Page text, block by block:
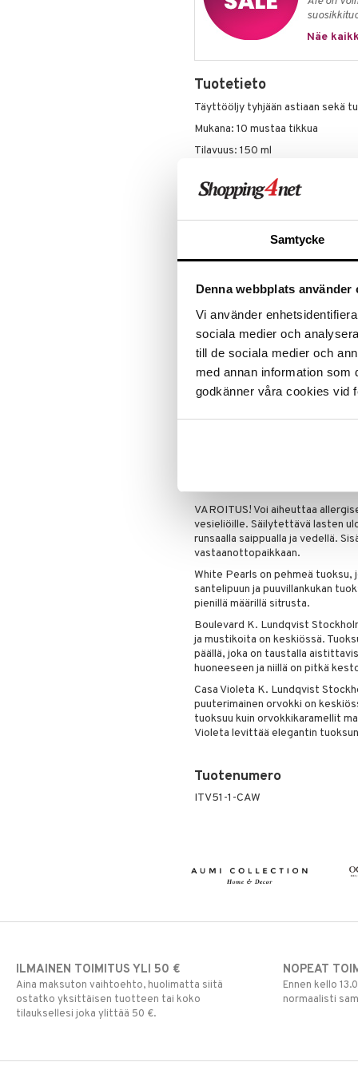
Samtycke
Denna webbplats använder
Vi använder
sociala medier och
till de sociala medier och
med annan information som
godkänner våra cookies vid
Näe
Tuotetieto
Täyttööljy tyhjään astiaan sekä
Mukana: 10 mustaa tikkua
Tilavuus: 150 ml
Ainesosat: 4-tert-butyyli-
aikana
- Aseta tyhjä astia, joka
roiskeita tapahtuu
- Aseta sitten mukana tulevat
käytä vähemmän tikkuja, jos
tikkuja
- Suosittelemme käyttämään
runsaalla saippualla ja vedellä
pyyhi ne heti kostealla liinalla
*Jos täyttöä toiseen pulloon jää
kuljetustulpalla ja kierrekorkilla
seuraavalla kerralla.
VAROITUS! Voi aiheuttaa
vesieliöille. Säilytettävä lasten
runsaalla saippualla ja vedellä.
vastaanottopaikkaan.
White Pearls on pehmeä tuoksu,
santelipuun ja puuvillankukan
pienillä määrillä sitrusta.
Boulevard K. Lundqvist
ja mustikoita on keskiössä.
päällä, joka on taustalla
huoneeseen ja niillä on pitkä
Casa Violeta K. Lundqvist
puuterimainen orvokki on
tuoksuu kuin orvokkikaramellit
Violeta levittää elegantin
Tuotenumero
ITV51-1-CAW
ILMAINEN TOIMITUS YLI 50 €
Aina maksuton vaihtoehto, huolimatta siitä
ostatko yksittäisen tuotteen tai koko
tilauksellesi joka ylittää 50 €.
NOPEAT
Ennen kello
normaalisti